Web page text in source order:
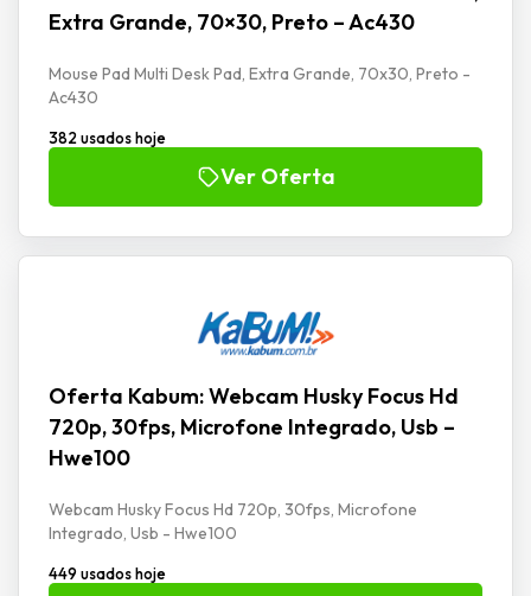
Extra Grande, 70×30, Preto – Ac430
Mouse Pad Multi Desk Pad, Extra Grande, 70x30, Preto -
Ac430
382 usados hoje
Ver Oferta
Oferta Kabum: Webcam Husky Focus Hd
720p, 30fps, Microfone Integrado, Usb –
Hwe100
Webcam Husky Focus Hd 720p, 30fps, Microfone
Integrado, Usb - Hwe100
449 usados hoje